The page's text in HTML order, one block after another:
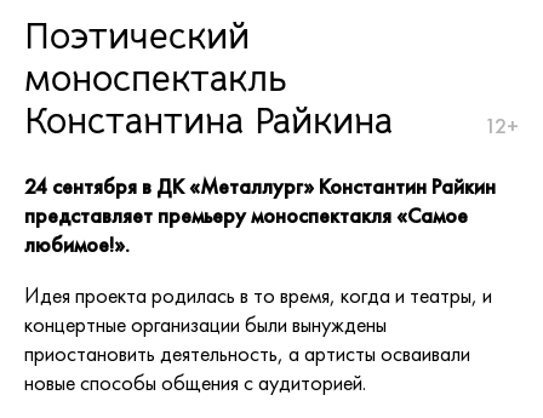
Поэтический
моноспектакль
Константина Райкина
12+
24 сентября в ДК «Металлург» Константин Райкин
представляет премьеру моноспектакля «Самое
любимое!».
Идея проекта родилась в то время, когда и театры, и
концертные организации были вынуждены
приостановить деятельность, а артисты осваивали
новые способы общения с аудиторией.